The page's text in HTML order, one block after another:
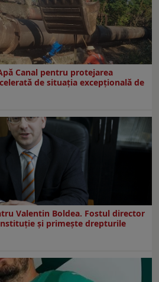
Canal pentru protejarea
de situația excepțională de
Valentin Boldea. Fostul director
și primește drepturile